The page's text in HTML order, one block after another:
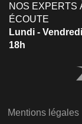
NOS EXPERTS
ÉCOUTE
Lundi -
18h
Mentions légales